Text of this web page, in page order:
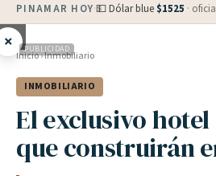
PINAMAR HOY·💵 Dólar blue $1525 ·
× PUBLICIDAD
Inicio›Inmobiliario
INMOBILIARIO
El exclusivo hotel
que construirán